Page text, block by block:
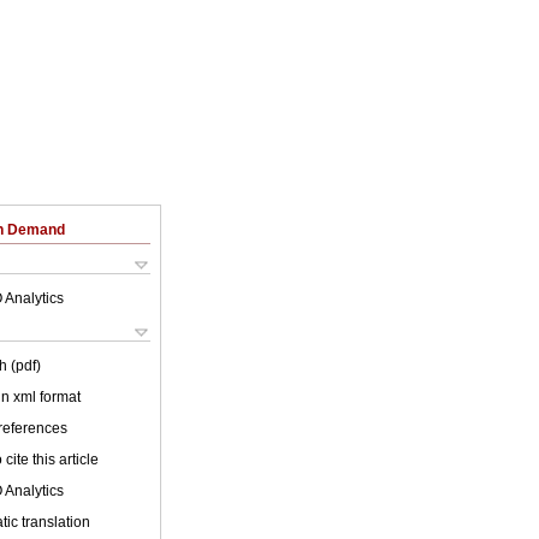
Demand
Analytics
(pdf)
xml format
cite this article
Analytics
translation